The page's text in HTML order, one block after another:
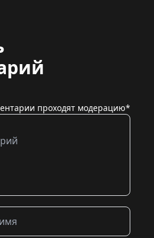
проходят модерацию*